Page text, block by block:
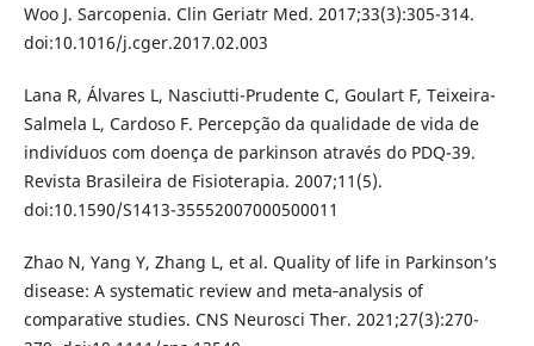
Woo J. Sarcopenia. Clin Geriatr Med. 2017;33(3):305-314.
doi:10.1016/j.cger.2017.02.003
Lana R, Álvares L, Nasciutti-Prudente C, Goulart F, Teixeira-
Salmela L, Cardoso F. Percepção da qualidade de vida de
indivíduos com doença de parkinson através do PDQ-39.
Revista Brasileira de Fisioterapia. 2007;11(5).
doi:10.1590/S1413-35552007000500011
Zhao N, Yang Y, Zhang L, et al. Quality of life in Parkinson’s
disease: A systematic review and meta‐analysis of
comparative studies. CNS Neurosci Ther. 2021;27(3):270-